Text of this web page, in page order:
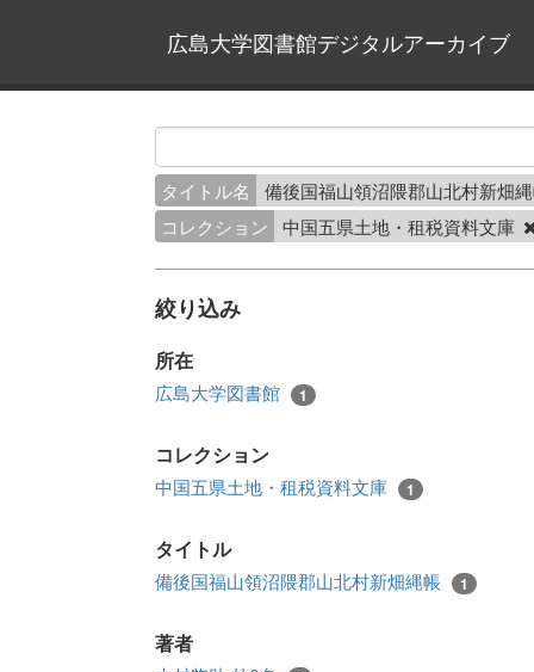
広島大学図書館デジタルアーカイブ
タイトル名
備後国福山領沼隈郡山北村新畑
コレクション
中国五県土地・租税資料文庫
絞り込み
所在
広島大学図書館 1
コレクション
中国五県土地・租税資料文庫 1
タイトル
備後国福山領沼隈郡山北村新畑縄帳 1
著者